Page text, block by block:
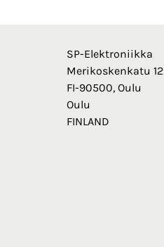
SP-Elektroniikka
Merikoskenkatu 12
FI-90500, Oulu
Oulu
FINLAND